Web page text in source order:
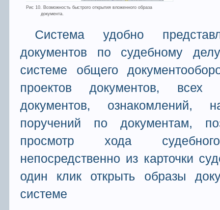
Рис 10. Возможность быстрого открытия вложенного образа
документа.
Система удобно
документов по судебному
системе общего
проектов документов, всех
документов, ознакомлений,
поручений по документам,
просмотр хода судебного
непосредственно из карточки
один клик открыть образы
системе